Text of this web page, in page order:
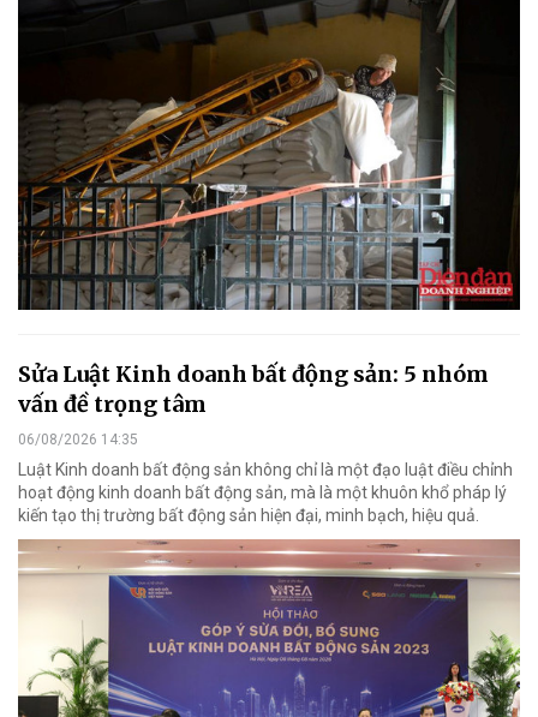
Sửa Luật Kinh doanh bất động sản: 5 nhóm
vấn đề trọng tâm
06/08/2026 14:35
Luật Kinh doanh bất động sản không chỉ là một đạo luật điều chỉnh
hoạt động kinh doanh bất động sản, mà là một khuôn khổ pháp lý
kiến tạo thị trường bất động sản hiện đại, minh bạch, hiệu quả.